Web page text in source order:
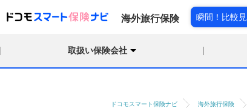
海外旅行保険 瞬間！比較
取扱い保険会社
ドコモスマート保険ナビ 海外旅行保険